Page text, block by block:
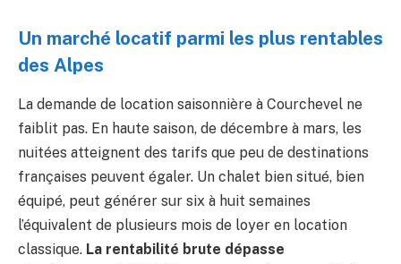
Un marché locatif parmi les plus rentables
des Alpes
La demande de location saisonnière à Courchevel ne
faiblit pas. En haute saison, de décembre à mars, les
nuitées atteignent des tarifs que peu de destinations
françaises peuvent égaler. Un chalet bien situé, bien
équipé, peut générer sur six à huit semaines
l’équivalent de plusieurs mois de loyer en location
classique. La rentabilité brute dépasse